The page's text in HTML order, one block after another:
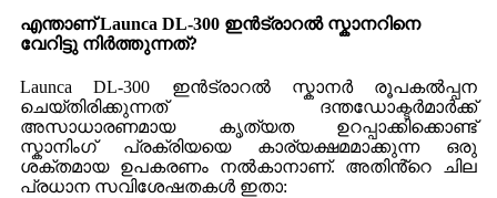
എന്താണ് Launca DL-300 ഇൻട്രാറൽ സ്കാനറിനെ
വേറിട്ടു നിർത്തുന്നത്?
Launca DL-300 ഇൻട്രാറൽ സ്കാനർ രൂപകൽപ്പന
ചെയ്തിരിക്കുന്നത് ദന്തഡോക്ടർമാർക്ക്
അസാധാരണമായ കൃത്യത ഉറപ്പാക്കിക്കൊണ്ട്
സ്കാനിംഗ് പ്രക്രിയയെ കാര്യക്ഷമമാക്കുന്ന ഒരു
ശക്തമായ ഉപകരണം നൽകാനാണ്. അതിൻ്റെ ചില
പ്രധാന സവിശേഷതകൾ ഇതാ: